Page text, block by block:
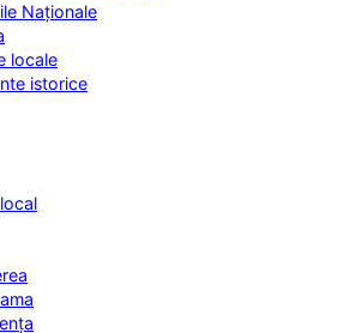
Naționale
locale
istorice